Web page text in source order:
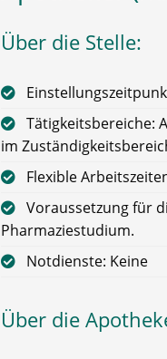
Über die Stelle:
Tätigkeitsbereiche:
im
Flexible
Voraussetzung für
Pharmaziestudium.
Notdienste: Keine
Über die